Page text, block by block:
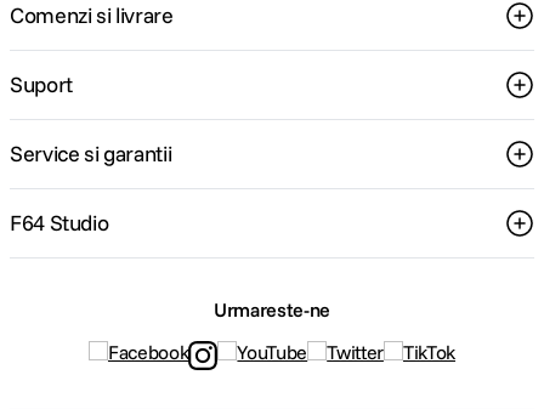
Comenzi si livrare
Suport
Service si garantii
F64 Studio
Urmareste-ne